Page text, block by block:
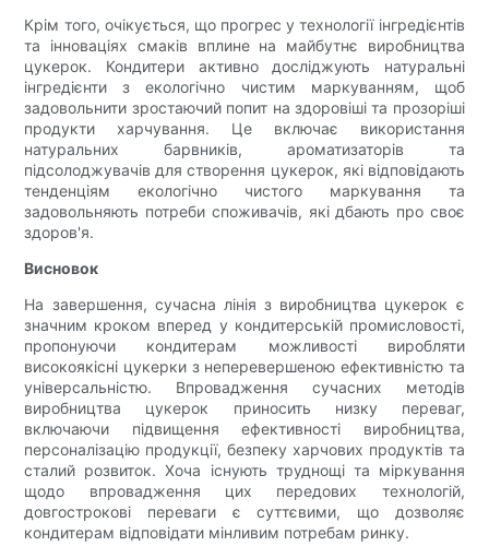
Крім того, очікується, що прогрес у технології інгредієнтів
та інноваціях смаків вплине на майбутнє виробництва
цукерок. Кондитери активно досліджують натуральні
інгредієнти з екологічно чистим маркуванням, щоб
задовольнити зростаючий попит на здоровіші та прозоріші
продукти харчування. Це включає використання
натуральних барвників, ароматизаторів та
підсолоджувачів для створення цукерок, які відповідають
тенденціям екологічно чистого маркування та
задовольняють потреби споживачів, які дбають про своє
здоров'я.
Висновок
На завершення, сучасна лінія з виробництва цукерок є
значним кроком вперед у кондитерській промисловості,
пропонуючи кондитерам можливості виробляти
високоякісні цукерки з неперевершеною ефективністю та
універсальністю. Впровадження сучасних методів
виробництва цукерок приносить низку переваг,
включаючи підвищення ефективності виробництва,
персоналізацію продукції, безпеку харчових продуктів та
сталий розвиток. Хоча існують труднощі та міркування
щодо впровадження цих передових технологій,
довгострокові переваги є суттєвими, що дозволяє
кондитерам відповідати мінливим потребам ринку.